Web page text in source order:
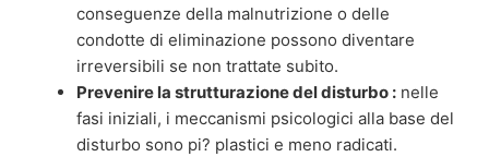
conseguenze della malnutrizione o delle
condotte di eliminazione possono diventare
irreversibili se non trattate subito.
Prevenire la strutturazione del disturbo : nelle
fasi iniziali, i meccanismi psicologici alla base del
disturbo sono pi? plastici e meno radicati.